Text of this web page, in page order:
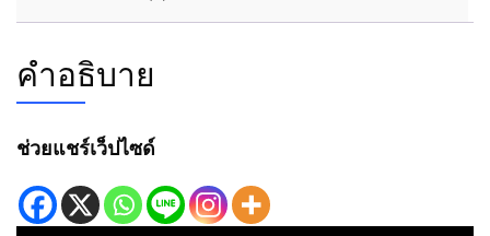
คำอธิบาย
ช่วยแชร์เว็ปไซด์